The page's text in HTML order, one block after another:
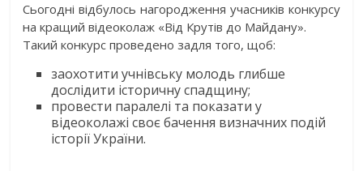
Сьогодні відбулось нагородження учасників конкурсу
на кращий відеоколаж «Від Крутів до Майдану».
Такий конкурс проведено задля того, щоб:
заохотити учнівську молодь глибше
дослідити історичну спадщину;
провести паралелі та показати у
відеоколажі своє бачення визначних подій
історії України.